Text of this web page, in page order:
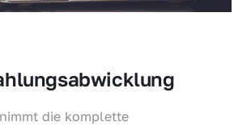
die komplette